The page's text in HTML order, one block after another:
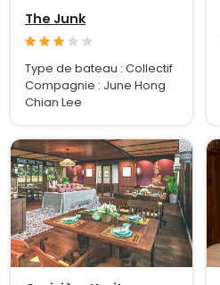
The Junk
Type de bateau : Collectif
Compagnie : June Hong
Chian Lee